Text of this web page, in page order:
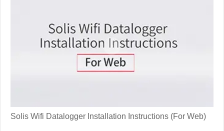
Solis Wifi Datalogger Installation Instructions (For Web)